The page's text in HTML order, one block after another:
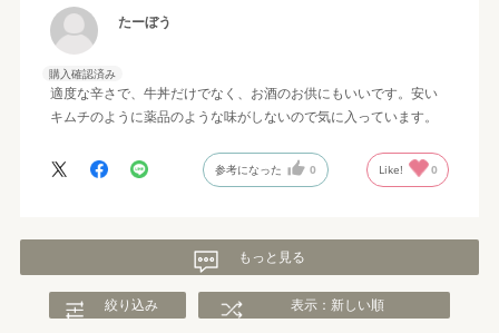
たーぼう
購入確認済み
適度な辛さで、牛丼だけでなく、お酒のお供にもいいです。安い
キムチのように薬品のような味がしないので気に入っています。
参考になった 0 Like! 0
もっと見る
絞り込み 表示：新しい順